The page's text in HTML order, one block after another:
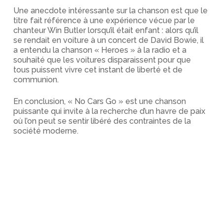
Une anecdote intéressante sur la chanson est que le
titre fait référence à une expérience vécue par le
chanteur Win Butler lorsqu’il était enfant : alors qu’il
se rendait en voiture à un concert de David Bowie, il
a entendu la chanson « Heroes » à la radio et a
souhaité que les voitures disparaissent pour que
tous puissent vivre cet instant de liberté et de
communion.
En conclusion, « No Cars Go » est une chanson
puissante qui invite à la recherche d’un havre de paix
où l’on peut se sentir libéré des contraintes de la
société moderne.